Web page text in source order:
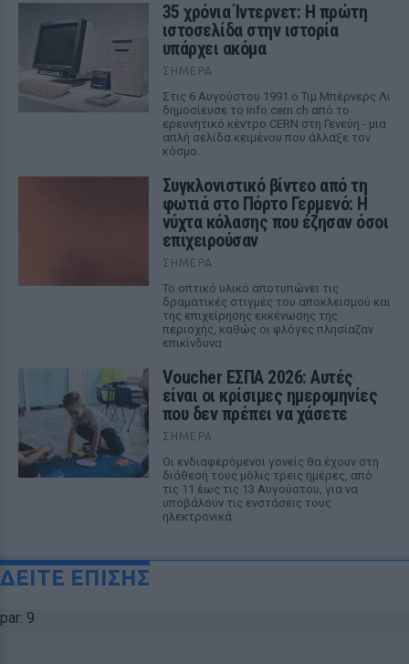
35 χρόνια Ίντερνετ: Η πρώτη
ιστοσελίδα στην ιστορία
υπάρχει ακόμα
ΣΉΜΕΡΑ
Στις 6 Αυγούστου 1991 ο Τιμ Μπέρνερς Λι
δημοσίευσε το info.cern.ch από το
ερευνητικό κέντρο CERN στη Γενεύη - μια
απλή σελίδα κειμένου που άλλαξε τον
κόσμο.
Συγκλονιστικό βίντεο από τη
φωτιά στο Πόρτο Γερμενό: Η
νύχτα κόλασης που έζησαν όσοι
επιχειρούσαν
ΣΉΜΕΡΑ
Το οπτικό υλικό αποτυπώνει τις
δραματικές στιγμές του αποκλεισμού και
της επιχείρησης εκκένωσης της
περιοχής, καθώς οι φλόγες πλησίαζαν
επικίνδυνα
Voucher ΕΣΠΑ 2026: Αυτές
είναι οι κρίσιμες ημερομηνίες
που δεν πρέπει να χάσετε
ΣΉΜΕΡΑ
Οι ενδιαφερόμενοι γονείς θα έχουν στη
διάθεσή τους μόλις τρεις ημέρες, από
τις 11 έως τις 13 Αυγούστου, για να
υποβάλουν τις ενστάσεις τους
ηλεκτρονικά.
ΔΕΙΤΕ ΕΠΙΣΗΣ
par: 9